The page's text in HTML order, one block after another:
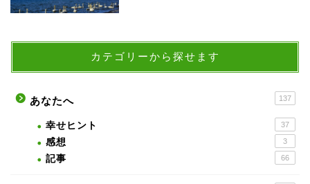
カテゴリーから探せます
あなたへ 137
幸せヒント 37
感想 3
記事 66